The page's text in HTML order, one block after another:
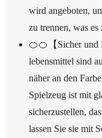
wird angeboten,
zu trennen, was
🍊🍊【Sicher und
lebensmittel sind
näher an den
Spielzeug ist mit
sicherzustellen,
lassen Sie sie mit